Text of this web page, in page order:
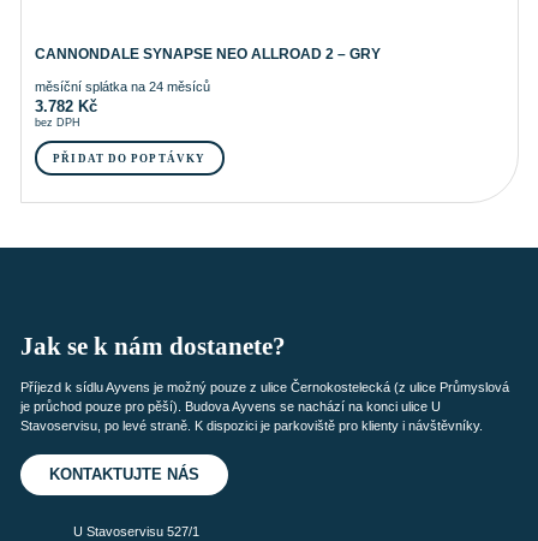
CANNONDALE SYNAPSE NEO ALLROAD 2 – GRY
měsíční splátka na 24 měsíců
3.782 Kč
bez DPH
PŘIDAT DO POPTÁVKY
Jak se k nám dostanete?
Příjezd k sídlu Ayvens je možný pouze z ulice Černokostelecká (z ulice Průmyslová
je průchod pouze pro pěší). Budova Ayvens se nachází na konci ulice U
Stavoservisu, po levé straně. K dispozici je parkoviště pro klienty i návštěvníky.
KONTAKTUJTE NÁS
U Stavoservisu 527/1